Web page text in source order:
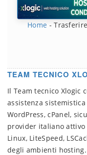
Home -
TEAM TECNICO
Il Team tecnico
assistenza
WordPress, cPanel,
provider italiano attivo
Linux, LiteSpeed,
degli ambienti hosting.